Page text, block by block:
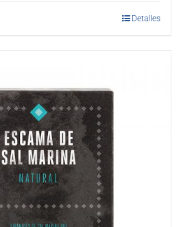
Detalles